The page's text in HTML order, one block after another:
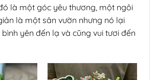
là một góc yêu thương, một ngôi
là một sân vườn nhưng nó lại
yên đến lạ và cũng vui tươi đến